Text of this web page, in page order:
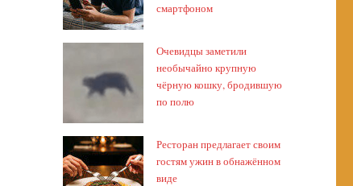
смартфоном
Очевидцы заметили
необычайно крупную
чёрную кошку, бродившую
по полю
Ресторан предлагает своим
гостям ужин в обнажённом
виде